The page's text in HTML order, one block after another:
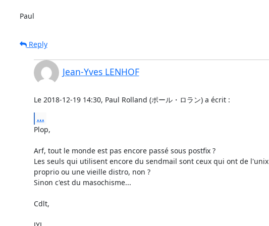
Paul
Reply
Jean-Yves LENHOF
Le 2018-12-19 14:30, Paul Rolland (ポール・ロラン) a écrit :
...
Plop,
Arf, tout le monde est pas encore passé sous postfix ?
Les seuls qui utilisent encore du sendmail sont ceux qui ont de l'unix
proprio ou une vieille distro, non ?
Sinon c'est du masochisme...
Cdlt,